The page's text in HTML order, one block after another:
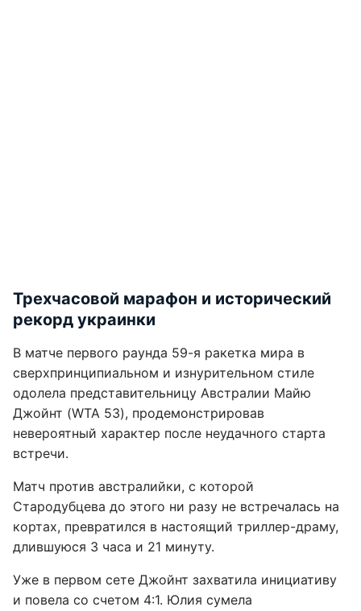
Трехчасовой марафон и исторический
рекорд украинки
В матче первого раунда 59-я ракетка мира в
сверхпринципиальном и изнурительном стиле
одолела представительницу Австралии Майю
Джойнт (WTA 53), продемонстрировав
невероятный характер после неудачного старта
встречи.
Матч против австралийки, с которой
Стародубцева до этого ни разу не встречалась на
кортах, превратился в настоящий триллер-драму,
длившуюся 3 часа и 21 минуту.
Уже в первом сете Джойнт захватила инициативу
и повела со счетом 4:1. Юлия сумела